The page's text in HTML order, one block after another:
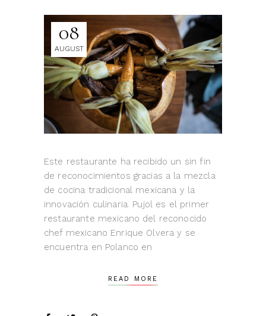
08
AUGUST
Este restaurante ha recibido un sin fin
de reconocimientos gracias a la mezcla
de cocina tradicional mexicana y la
innovación culinaria. Pujol es el primer
restaurante mexicano del reconocido
chef mexicano Enrique Olvera y se
encuentra en Polanco en
READ MORE